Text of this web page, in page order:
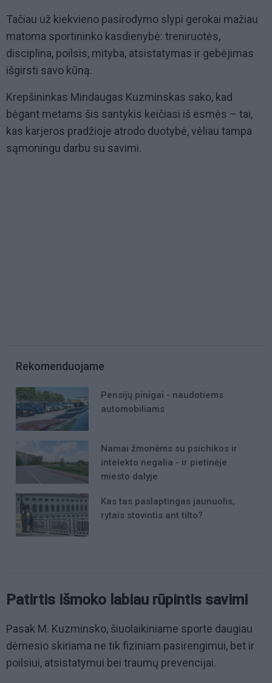
Tačiau už kiekvieno pasirodymo slypi gerokai mažiau
matoma sportininko kasdienybė: treniruotės,
disciplina, poilsis, mityba, atsistatymas ir gebėjimas
išgirsti savo kūną.
Krepšininkas Mindaugas Kuzminskas sako, kad
bėgant metams šis santykis keičiasi iš esmės – tai,
kas karjeros pradžioje atrodo duotybė, vėliau tampa
sąmoningu darbu su savimi.
Rekomenduojame
Pensijų pinigai - naudotiems
automobiliams
Namai žmonėms su psichikos ir
intelekto negalia - ir pietinėje
miesto dalyje
Kas tas paslaptingas jaunuolis,
rytais stovintis ant tilto?
Patirtis išmoko labiau rūpintis savimi
Pasak M. Kuzminsko, šiuolaikiniame sporte daugiau
dėmesio skiriama ne tik fiziniam pasirengimui, bet ir
poilsiui, atsistatymui bei traumų prevencijai.